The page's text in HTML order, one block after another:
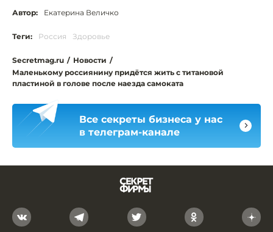
Автор: Екатерина Величко
Теги: Россия Здоровье
Secretmag.ru / Новости /
Маленькому россиянину придётся жить с титановой
пластиной в голове после наезда самоката
Все секреты бизнеса у нас
в телеграм-канале